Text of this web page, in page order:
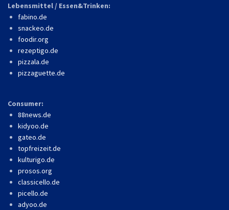
Lebensmittel / Essen&Trinken:
fabino.de
snackeo.de
foodir.org
rezeptigo.de
pizzala.de
pizzaguette.de
Consumer:
88news.de
kidyoo.de
gateo.de
topfreizeit.de
kulturigo.de
prosos.org
classicello.de
picello.de
adyoo.de